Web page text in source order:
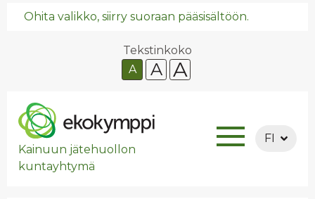
Ohita valikko, siirry suoraan pääsisältöön.
Tekstinkoko
A
A A
Kainuun jätehuollon
kuntayhtymä
FI